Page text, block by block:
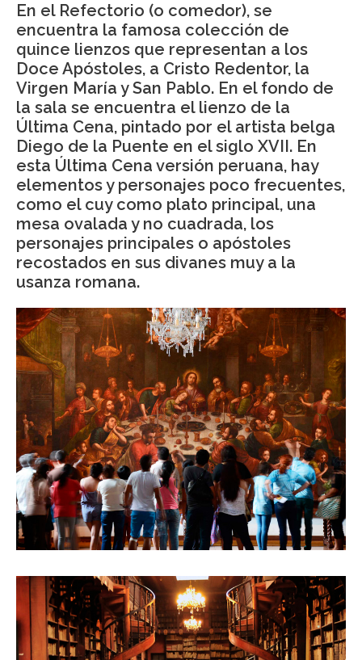
En el Refectorio (o comedor), se
encuentra la famosa colección de
quince lienzos que representan a los
Doce Apóstoles, a Cristo Redentor, la
Virgen María y San Pablo. En el fondo de
la sala se encuentra el lienzo de la
Última Cena, pintado por el artista belga
Diego de la Puente en el siglo XVII. En
esta Última Cena versión peruana, hay
elementos y personajes poco frecuentes,
como el cuy como plato principal, una
mesa ovalada y no cuadrada, los
personajes principales o apóstoles
recostados en sus divanes muy a la
usanza romana.